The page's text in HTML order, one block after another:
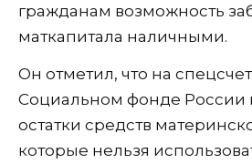
гражданам возможность
маткапитала наличными.
Он отметил, что на
Социальном фонде России
остатки средств
которые нельзя